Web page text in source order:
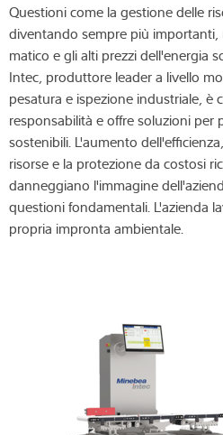
Questioni come la gestione delle
diventando sempre più
matico e gli alti prezzi dell'energia
Intec, produttore leader a livello
pesatura e ispezione industriale, è
responsabilità e offre soluzioni per
sostenibili. L'aumento
risorse e la protezione da costosi
danneggiano l'immagine
questioni fondamentali. L'azienda
propria impronta ambientale.